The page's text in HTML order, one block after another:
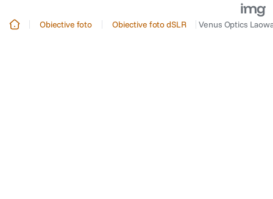
Obiective foto Obiective foto dSLR Venus Optics